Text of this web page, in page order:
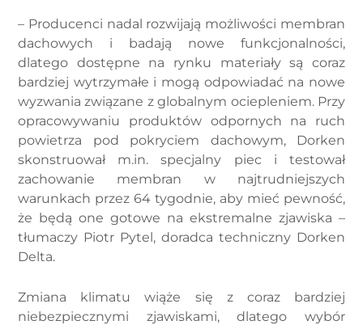
– Producenci nadal rozwijają możliwości membran
dachowych i badają nowe funkcjonalności,
dlatego dostępne na rynku materiały są coraz
bardziej wytrzymałe i mogą odpowiadać na nowe
wyzwania związane z globalnym ociepleniem. Przy
opracowywaniu produktów odpornych na ruch
powietrza pod pokryciem dachowym, Dorken
skonstruował m.in. specjalny piec i testował
zachowanie membran w najtrudniejszych
warunkach przez 64 tygodnie, aby mieć pewność,
że będą one gotowe na ekstremalne zjawiska –
tłumaczy Piotr Pytel, doradca techniczny Dorken
Delta.
Zmiana klimatu wiąże się z coraz bardziej
niebezpiecznymi zjawiskami, dlatego wybór